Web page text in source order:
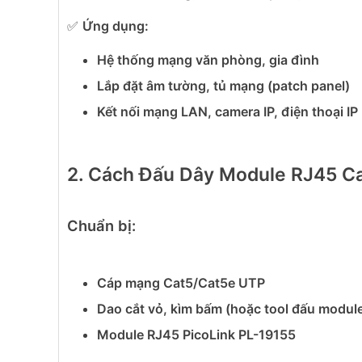
✅ Ứng dụng:
Hệ thống mạng văn phòng, gia đình
Lắp đặt âm tường, tủ mạng (patch panel)
Kết nối mạng LAN, camera IP, điện thoại IP
2. Cách Đấu Dây Module RJ45
Chuẩn bị:
Cáp mạng Cat5/Cat5e UTP
Dao cắt vỏ, kìm bấm (hoặc tool đấu
Module RJ45 PicoLink PL-19155